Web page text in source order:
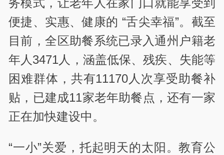
便捷、实惠、健康的 “舌尖幸福”。截至
目前，全区助餐系统已录入通州户籍老
年人3471人，涵盖低保、残疾、失能等
困难群体，共有11170人次享受助餐补
贴，已建成11家老年助餐点，还有一家
正在加快建设中。
“一小”关爱，托起明天的太阳。教育公